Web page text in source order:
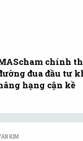
chính
đua đầu tư
hạng cận kề
KIM